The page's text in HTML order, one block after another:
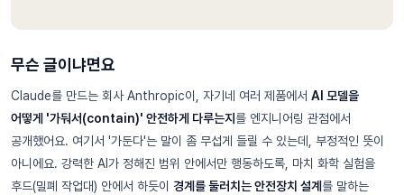
무슨 글이냐면요
Claude를 만드는 회사 Anthropic이, 자기네 여러 제품에서 AI 모델을
어떻게 '가둬서(contain)' 안전하게 다루는지 를 엔지니어링 관점에서
공개했어요. 여기서 '가둔다'는 말이 좀 무섭게 들릴 수 있는데, 부정적인 뜻이
아니에요. 강력한 AI가 정해진 범위 안에서만 행동하도록, 마치 화학 실험을
후드(밀폐 작업대) 안에서 하듯이 경계를 둘러치는 안전장치 설계 를 말하는